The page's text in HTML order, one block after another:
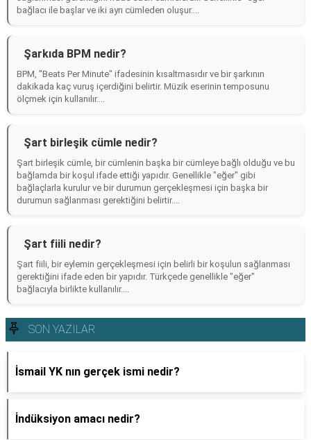
bağlacı ile başlar ve iki ayrı cümleden oluşur....
Şarkıda BPM nedir?
BPM, "Beats Per Minute" ifadesinin kısaltmasıdır ve bir şarkının
dakikada kaç vuruş içerdiğini belirtir. Müzik eserinin temposunu
ölçmek için kullanılır....
Şart birleşik cümle nedir?
Şart birleşik cümle, bir cümlenin başka bir cümleye bağlı olduğu ve bu
bağlamda bir koşul ifade ettiği yapıdır. Genellikle "eğer" gibi
bağlaçlarla kurulur ve bir durumun gerçekleşmesi için başka bir
durumun sağlanması gerektiğini belirtir....
Şart fiili nedir?
Şart fiili, bir eylemin gerçekleşmesi için belirli bir koşulun sağlanması
gerektiğini ifade eden bir yapıdır. Türkçede genellikle "eğer"
bağlacıyla birlikte kullanılır....
SON YAZILAR
İsmail YK nın gerçek ismi nedir?
İndüksiyon amacı nedir?